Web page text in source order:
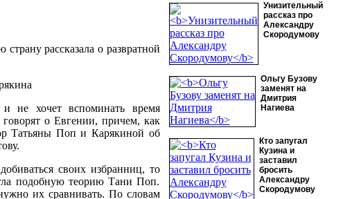
Унизительный
рассказ про
Александру
Скородумову
Ольгу Бузову
заменят на
Дмитрия
Нагиева
Кто запугал
Кузина и
заставил
бросить
Александру
Скородумову
страну рассказала о развратной
не хочет вспоминать время
о Евгении, причем, как
Татьяны Поп и Карякиной об
своих избранниц, то
подобную теорию Тани Поп.
их сравнивать. По словам